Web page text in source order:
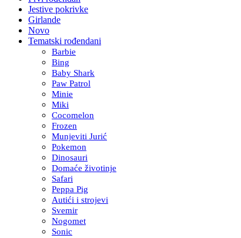
Jestive pokrivke
Girlande
Novo
Tematski rođendani
Barbie
Bing
Baby Shark
Paw Patrol
Minie
Miki
Cocomelon
Frozen
Munjeviti Jurić
Pokemon
Dinosauri
Domaće životinje
Safari
Peppa Pig
Autići i strojevi
Svemir
Nogomet
Sonic